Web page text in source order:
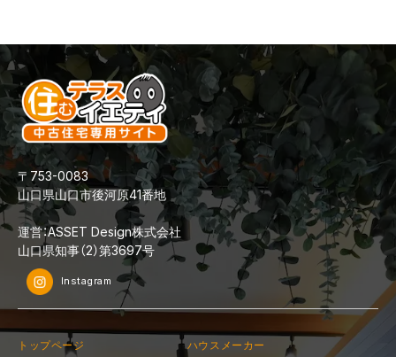
〒753-0083
山口県山口市後河原41番地
運営：ASSET Design株式会社
山口県知事（2）第3697号
Instagram
トップページ
ハウスメーカー